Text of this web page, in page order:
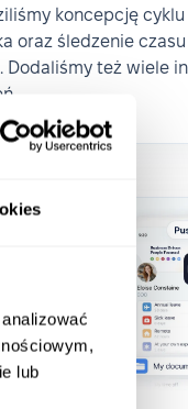
lub
koncepcję cyklu
oraz śledzenie czasu
Dodaliśmy też wiele